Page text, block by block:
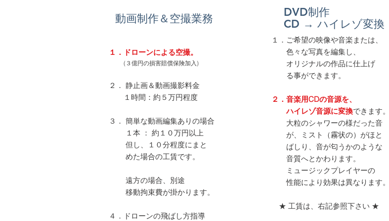
１．ドローンによる空撮。
(３億円の損害賠償保険加入)
２． 静止画＆動画撮影料金
１時間：約５万円程度
３． 簡単な動画編集ありの場合
１本 ： 約１０万円以上
但し、１０分程度にまと
めた場合の工賃です。
遠方の場合、別途
移動拘束費が掛かります。
４．ドローンの飛ばし方指導
動画制作＆空撮業務
DVD制作
​CD → ハイレゾ変換
１．ご希望の映像や音楽または、
色々な写真を編集し、
オリジナルの作品に仕上げ
る事ができます。
２．音楽用CDの音源を、
ハイレゾ音源に変換できます。
大粒のシャワーの様だった音
が、ミスト（霧状の）がほと
ばしり、音が匂うかのような
音質へとかわります。
ミュージックプレイヤーの
性能により効果は異なります。
★ 工賃は、右記参照下さい ★